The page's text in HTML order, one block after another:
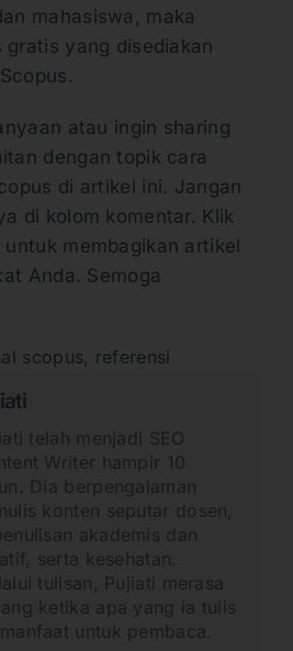
mahasiswa, maka
gratis yang disediakan
atau ingin sharing
dengan topik cara
di artikel ini. Jangan
di kolom komentar. Klik
membagikan artikel
Anda. Semoga
scopus, referensi
telah menjadi SEO
Writer hampir 10
Dia berpengalaman
konten seputar dosen,
akademis dan
serta kesehatan.
tulisan, Pujiati merasa
ketika apa yang ia tulis
untuk pembaca.